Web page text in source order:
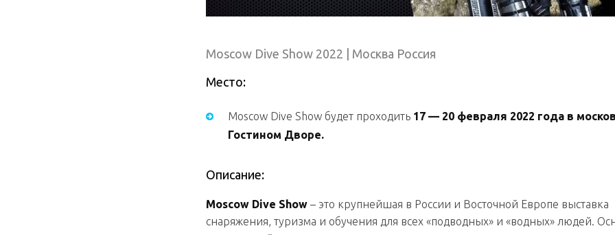
Moscow Dive Show 2022 | Москва Россия
Место:
Moscow Dive Show будет проходить 17 — 20 февраля 2022 года в
Гостином Дворе.
Описание:
Moscow Dive Show – это крупнейшая в России и Восточной Европе выставка
снаряжения, туризма и обучения для всех «подводных» и «водных» людей.